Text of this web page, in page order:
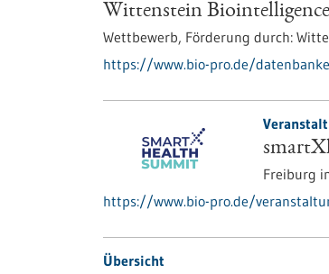
Wittenstein
Wettbewerb, Förderung durch:
https://www.bio-pro.de/
Freiburg
https://www.bio-pro.de/
Übersicht